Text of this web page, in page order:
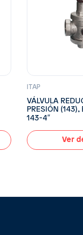
ITAP
VÁLVULA
PRESIÓN (143),
143-4″
Ver